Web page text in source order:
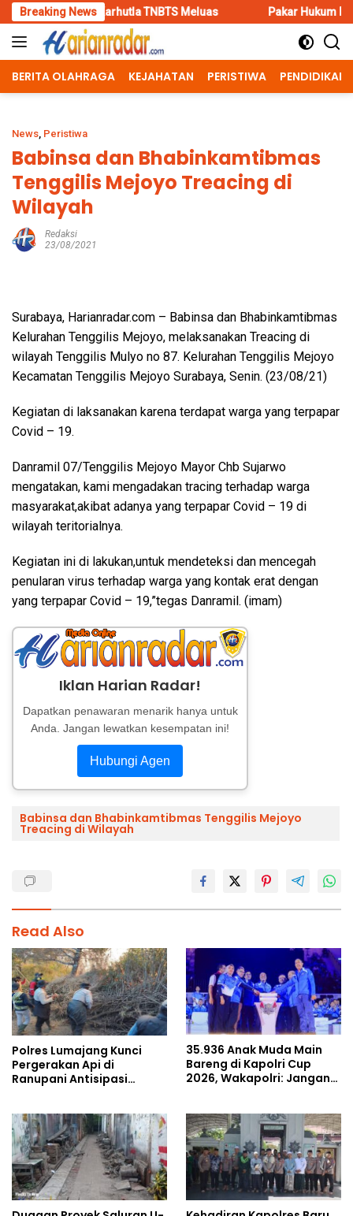
Skip
to
content
Breaking News
TNBTS Meluas Pakar Hukum Dorong Polri Tindak
BERITA OLAHRAGA KEJAHATAN PERISTIWA PENDIDIKAN
News, Peristiwa
Babinsa dan Bhabinkamtibmas
Tenggilis Mejoyo Treacing di
Wilayah
Redaksi
23/08/2021
Surabaya, Harianradar.com – Babinsa dan Bhabinkamtibmas
Kelurahan Tenggilis Mejoyo, melaksanakan Treacing di
wilayah Tenggilis Mulyo no 87. Kelurahan Tenggilis Mejoyo
Kecamatan Tenggilis Mejoyo Surabaya, Senin. (23/08/21)
Kegiatan di laksanakan karena terdapat warga yang terpapar
Covid – 19.
Danramil 07/Tenggilis Mejoyo Mayor Chb Sujarwo
mengatakan, kami mengadakan tracing terhadap warga
masyarakat,akibat adanya yang terpapar Covid – 19 di
wilayah teritorialnya.
Kegiatan ini di lakukan,untuk mendeteksi dan mencegah
penularan virus terhadap warga yang kontak erat dengan
yang terpapar Covid – 19,”tegas Danramil. (imam)
Iklan Harian Radar!
Dapatkan penawaran menarik hanya untuk
Anda. Jangan lewatkan kesempatan ini!
Hubungi Agen
Babinsa dan Bhabinkamtibmas Tenggilis Mejoyo
Treacing di Wilayah
Read Also
Polres Lumajang Kunci
Pergerakan Api di
Ranupani Antisipasi
35.936 Anak Muda Main
Bareng di Kapolri Cup
2026, Wakapolri: Jangan